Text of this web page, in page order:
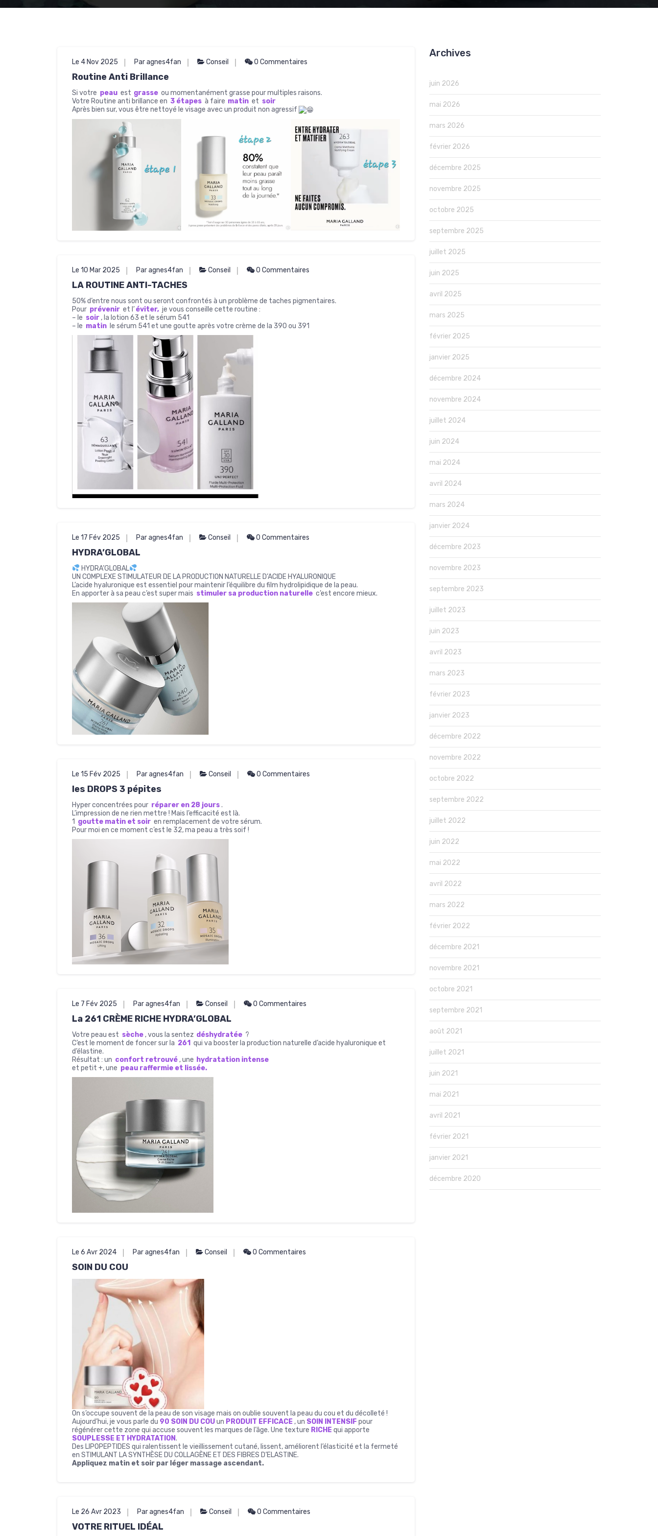
Le 4 Nov 2025 Par agnes4fan Conseil 0 Commentaires
Routine Anti Brillance
Si votre peau est grasse ou momentanément grasse pour multiples raisons.
Votre Routine anti brillance en 3 étapes à faire matin et soir
Après bien sur, vous être nettoyé le visage avec un produit non agressif
Le 10 Mar 2025 Par agnes4fan Conseil 0 Commentaires
LA ROUTINE ANTI-TACHES
50% d’entre nous sont ou seront confrontés à un problème de taches pigmentaires.
Pour prévenir et l’ éviter, je vous conseille cette routine :
– le soir , la lotion 63 et le sérum 541
– le matin le sérum 541 et une goutte après votre crème de la 390 ou 391
Le 17 Fév 2025 Par agnes4fan Conseil 0 Commentaires
HYDRA’GLOBAL
HYDRA’GLOBAL
UN COMPLEXE STIMULATEUR DE LA PRODUCTION NATURELLE D’ACIDE HYALURONIQUE
L’acide hyaluronique est essentiel pour maintenir l’équilibre du film hydrolipidique de la peau.
En apporter à sa peau c’est super mais stimuler sa production naturelle c’est encore mieux.
Le 15 Fév 2025 Par agnes4fan Conseil 0 Commentaires
les DROPS 3 pépites
Hyper concentrées pour réparer en 28 jours.
L’impression de ne rien mettre ! Mais l’efficacité est là.
1 goutte matin et soir en remplacement de votre sérum.
Pour moi en ce moment c’est le 32, ma peau a très soif !
Le 7 Fév 2025 Par agnes4fan Conseil 0 Commentaires
La 261 CRÈME RICHE HYDRA’GLOBAL
Votre peau est sèche , vous la sentez déshydratée ?
C’est le moment de foncer sur la 261 qui va booster la production naturelle d’acide hyaluronique et
d’élastine.
Résultat : un confort retrouvé , une hydratation intense
et petit +, une peau raffermie et lissée.
Le 6 Avr 2024 Par agnes4fan Conseil 0 Commentaires
SOIN DU COU
On s’occupe souvent de la peau de son visage mais on oublie souvent la peau du cou et du décolleté !
Aujourd’hui, je vous parle du 90 SOIN DU COUun PRODUIT EFFICACE , un SOIN INTENSIF pour
régénérer cette zone qui accuse souvent les marques de l’âge. Une texture RICHE qui apporte
SOUPLESSE ET HYDRATATION.
Des LIPOPEPTIDES qui ralentissent le vieillissement cutané, lissent, améliorent l’élasticité et la fermeté
en STIMULANT LA SYNTHÈSE DU COLLAGÈNE ET DES FIBRES D’ELASTINE.
Appliquez matin et soir par léger massage ascendant.
Le 26 Avr 2023 Par agnes4fan Conseil 0 Commentaires
VOTRE RITUEL IDÉAL
Archives
juin 2026
mai 2026
mars 2026
février 2026
décembre 2025
novembre 2025
octobre 2025
septembre 2025
juillet 2025
juin 2025
avril 2025
mars 2025
février 2025
janvier 2025
décembre 2024
novembre 2024
juillet 2024
juin 2024
mai 2024
avril 2024
mars 2024
janvier 2024
décembre 2023
novembre 2023
septembre 2023
juillet 2023
juin 2023
avril 2023
mars 2023
février 2023
janvier 2023
décembre 2022
novembre 2022
octobre 2022
septembre 2022
juillet 2022
juin 2022
mai 2022
avril 2022
mars 2022
février 2022
décembre 2021
novembre 2021
octobre 2021
septembre 2021
août 2021
juillet 2021
juin 2021
mai 2021
avril 2021
février 2021
janvier 2021
décembre 2020